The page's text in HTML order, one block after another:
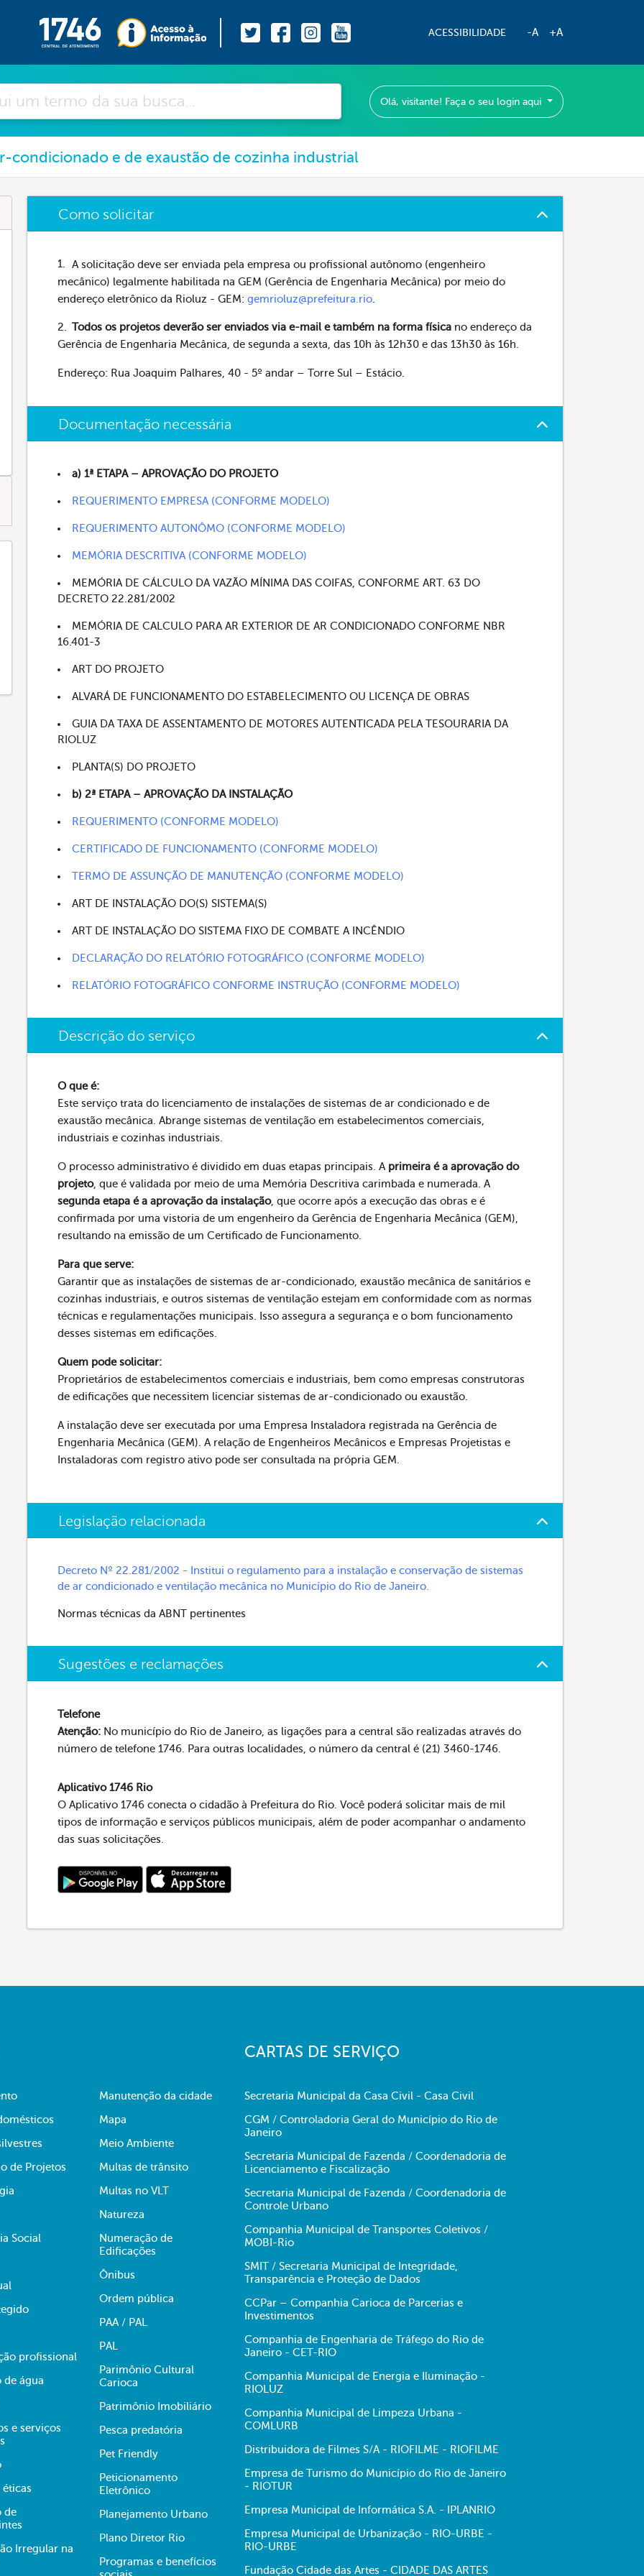
ACESSIBILIDADE -A +A
Olá, visitante! Faça o seu login aqui
condicionado e de exaustão de cozinha industrial
Como solicitar
A solicitação deve ser enviada pela empresa ou profissional autônomo (engenheiro
mecânico) legalmente habilitada na GEM (Gerência de Engenharia Mecânica) por meio do
endereço eletrônico da Rioluz - GEM:gemrioluz@prefeitura.rio
Todos os projetos deverão ser enviados via e-mail e também na forma física no endereço da
Gerência de Engenharia Mecânica, de segunda a sexta, das 10h às 12h30 e das 13h30 às 16h.
Endereço: Rua Joaquim Palhares, 40 - 5º andar – Torre Sul – Estácio.
Documentação necessária
a) 1ª ETAPA – APROVAÇÃO DO PROJETO
REQUERIMENTO EMPRESA (CONFORME MODELO)
REQUERIMENTO AUTONÔMO (CONFORME MODELO)
MEMÓRIA DESCRITIVA (CONFORME MODELO)
MEMÓRIA DE CÁLCULO DA VAZÃO MÍNIMA DAS COIFAS, CONFORME ART. 63 DO
DECRETO 22.281/2002
MEMÓRIA DE CALCULO PARA AR EXTERIOR DE AR CONDICIONADO CONFORME NBR
16.401-3
ART DO PROJETO
ALVARÁ DE FUNCIONAMENTO DO ESTABELECIMENTO OU LICENÇA DE OBRAS
GUIA DA TAXA DE ASSENTAMENTO DE MOTORES AUTENTICADA PELA TESOURARIA DA
RIOLUZ
PLANTA(S) DO PROJETO
b) 2ª ETAPA – APROVAÇÃO DA INSTALAÇÃO
REQUERIMENTO (CONFORME MODELO)
CERTIFICADO DE FUNCIONAMENTO (CONFORME MODELO)
TERMO DE ASSUNÇÃO DE MANUTENÇÃO (CONFORME MODELO)
ART DE INSTALAÇÃO DO(S) SISTEMA(S)
ART DE INSTALAÇÃO DO SISTEMA FIXO DE COMBATE A INCÊNDIO
DECLARAÇÃO DO RELATÓRIO FOTOGRÁFICO (CONFORME MODELO)
RELATÓRIO FOTOGRÁFICO CONFORME INSTRUÇÃO (CONFORME MODELO)
Descrição do serviço
O que é:
Este serviço trata do licenciamento de instalações de sistemas de ar condicionado e de
exaustão mecânica. Abrange sistemas de ventilação em estabelecimentos comerciais,
industriais e cozinhas industriais.
O processo administrativo é dividido em duas etapas principais. A primeira é a aprovação do
projeto, que é validada por meio de uma Memória Descritiva carimbada e numerada. A
segunda etapa é a aprovação da instalação, que ocorre após a execução das obras e é
confirmada por uma vistoria de um engenheiro da Gerência de Engenharia Mecânica (GEM),
resultando na emissão de um Certificado de Funcionamento.
Para que serve:
Garantir que as instalações de sistemas de ar-condicionado, exaustão mecânica de sanitários e
cozinhas industriais, e outros sistemas de ventilação estejam em conformidade com as normas
técnicas e regulamentações municipais. Isso assegura a segurança e o bom funcionamento
desses sistemas em edificações.
Quem pode solicitar:
Proprietários de estabelecimentos comerciais e industriais, bem como empresas construtoras
de edificações que necessitem licenciar sistemas de ar-condicionado ou exaustão.
A instalação deve ser executada por uma Empresa Instaladora registrada na Gerência de
Engenharia Mecânica (GEM). A relação de Engenheiros Mecânicos e Empresas Projetistas e
Instaladoras com registro ativo pode ser consultada na própria GEM.
Legislação relacionada
Decreto Nº 22.281/2002 - Institui o regulamento para a instalação e conservação de sistemas
de ar condicionado e ventilação mecânica no Município do Rio de Janeiro.
Normas técnicas da ABNT pertinentes
Sugestões e reclamações
Telefone
Atenção: No município do Rio de Janeiro, as ligações para a central são realizadas através do
número de telefone 1746. Para outras localidades, o número da central é (21) 3460-1746.
Aplicativo 1746 Rio
O Aplicativo 1746 conecta o cidadão à Prefeitura do Rio. Você poderá solicitar mais de mil
tipos de informação e serviços públicos municipais, além de poder acompanhar o andamento
das suas solicitações.
de Projetos
Social
profissional
de água
e serviços
de
Irregular na
Manutenção da cidade
Mapa
Meio Ambiente
Multas de trânsito
Multas no VLT
Natureza
Numeração de
Edificações
Ônibus
Ordem pública
PAA / PAL
PAL
Parimônio Cultural
Carioca
Patrimônio Imobiliário
Pesca predatória
Pet Friendly
Peticionamento
Eletrônico
Planejamento Urbano
Plano Diretor Rio
Programas e benefícios
CARTAS DE SERVIÇO
Secretaria Municipal da Casa Civil - Casa Civil
CGM / Controladoria Geral do Município do Rio de
Janeiro
Secretaria Municipal de Fazenda / Coordenadoria de
Licenciamento e Fiscalização
Secretaria Municipal de Fazenda / Coordenadoria de
Controle Urbano
Companhia Municipal de Transportes Coletivos /
MOBI-Rio
SMIT / Secretaria Municipal de Integridade,
Transparência e Proteção de Dados
CCPar – Companhia Carioca de Parcerias e
Investimentos
Companhia de Engenharia de Tráfego do Rio de
Janeiro - CET-RIO
Companhia Municipal de Energia e Iluminação -
RIOLUZ
Companhia Municipal de Limpeza Urbana -
COMLURB
Distribuidora de Filmes S/A - RIOFILME - RIOFILME
Empresa de Turismo do Município do Rio de Janeiro
- RIOTUR
Empresa Municipal de Informática S.A. - IPLANRIO
Empresa Municipal de Urbanização - RIO-URBE -
RIO-URBE
Fundação Cidade das Artes - CIDADE DAS ARTES